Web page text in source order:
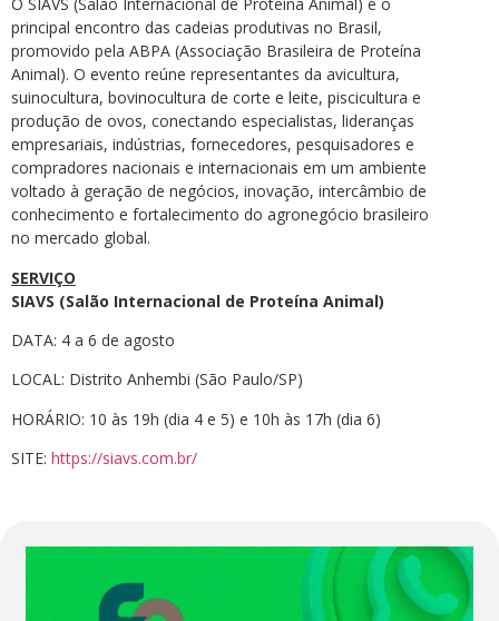
principal encontro das cadeias produtivas no Brasil,
promovido pela ABPA (Associação Brasileira de Proteína
Animal). O evento reúne representantes da avicultura,
suinocultura, bovinocultura de corte e leite, piscicultura e
produção de ovos, conectando especialistas, lideranças
empresariais, indústrias, fornecedores, pesquisadores e
compradores nacionais e internacionais em um ambiente
voltado à geração de negócios, inovação, intercâmbio de
conhecimento e fortalecimento do agronegócio brasileiro
no mercado global.
SERVIÇO
SIAVS (Salão Internacional de Proteína Animal)
DATA: 4 a 6 de agosto
LOCAL: Distrito Anhembi (São Paulo/SP)
HORÁRIO: 10 às 19h (dia 4 e 5) e 10h às 17h (dia 6)
SITE: https://siavs.com.br/